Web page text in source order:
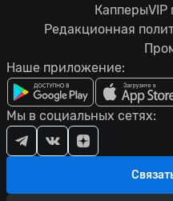
КапперыVIP
Редакционная
Наше приложение:
Мы в социальных сетях: